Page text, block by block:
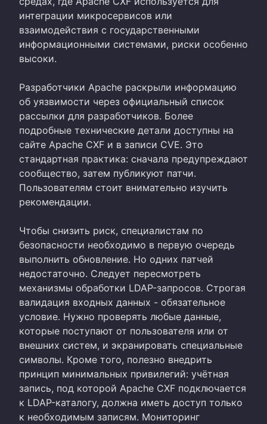
интеграции микросервисов или
взаимодействия с государственными
информационными системами, риски особенно
высоки.
Разработчики Apache раскрыли информацию
об уязвимости через официальный список
рассылки для разработчиков. Более
подробные технические детали доступны на
сайте Apache CXF и в записи CVE. Это
стандартная практика: сначала предупреждают
сообщество, затем публикуют патчи.
Пользователям стоит внимательно изучить
рекомендации.
Чтобы снизить риск, специалистам по
безопасности необходимо в первую очередь
выполнить обновление. Но одних патчей
недостаточно. Следует пересмотреть
механизмы обработки LDAP-запросов. Строгая
валидация входных данных - обязательное
условие. Нужно проверять любые данные,
которые поступают от пользователя или от
внешних систем, и экранировать специальные
символы. Кроме того, полезно внедрить
принцип минимальных привилегий: учётная
запись, под которой Apache CXF подключается
к LDAP-каталогу, должна иметь доступ только
к необходимым записям. Мониторинг